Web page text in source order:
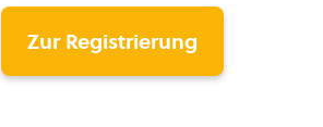
Zur Registrierung